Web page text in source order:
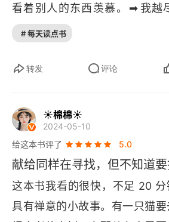
看着别人的东西羡慕。
➡ 我越
人，我的内心就越富足
样，书籍也不是路，它们只能
永远也到不了你要去的地方。”
的所有东西、获得的所有才能上
享给大家。 ➡ 我们想要的很少是
而我们需要的几乎从来都不是
之路往往才是对的方向。
# 每天读点书
转发 评论
☀棉棉☀
2024-05-10
给这本书评了
5.0
献给同样在寻找，但不知道
这本书我看的很快，不足 20
具有禅意的小故事。有一只猫